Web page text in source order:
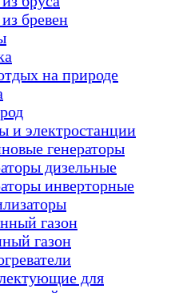
бревен
на природе
и электростанции
генераторы
дизельные
инверторные
газон
газон
для